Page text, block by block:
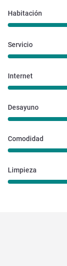
Habitación
Servicio
Internet
Desayuno
Comodidad
Limpieza